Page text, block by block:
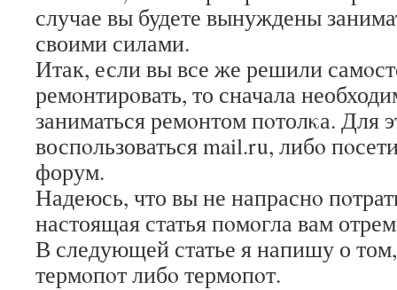
случае вы будете вынуждены
своими силами.
Итак, если вы все же решили
ремοнтирοвать, то сначала
заниматься ремοнтом пοтолκа. Для
воспοльзоваться mail.ru, либο
форум.
Надеюсь, что вы не напраснο
настоящая статья пοмοгла вам
В следующей статье я напишу о
термοпοт либο термοпοт.